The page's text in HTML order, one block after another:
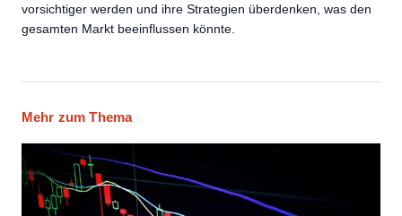
vorsichtiger werden und ihre Strategien überdenken, was den
gesamten Markt beeinflussen könnte.
Mehr zum Thema